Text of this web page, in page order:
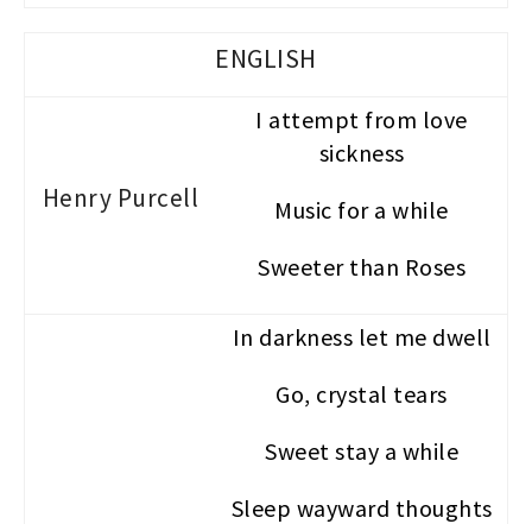
ENGLISH
Henry Purcell
I attempt from love
sickness
Music for a while
Sweeter than Roses
In darkness let me dwell
Go, crystal tears
Sweet stay a while
Sleep wayward thoughts